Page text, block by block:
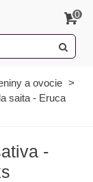
0
a ovocie >
saita - Eruca
-